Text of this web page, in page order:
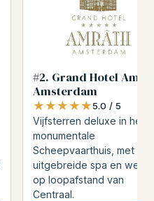
#2. Grand Hotel
Amsterdam
★★★★★
★★★★★5.0 / 5
Vijfsterren deluxe in het
monumentale
Scheepvaarthuis, met
uitgebreide spa en
op loopafstand van
Centraal.